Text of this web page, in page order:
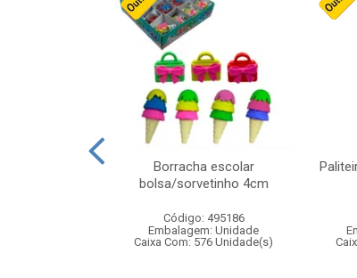
Borracha escolar
bolsa/sorvetinho 4cm
Código: 495186
Embalagem: Unidade
Caixa Com: 576 Unidade(s)